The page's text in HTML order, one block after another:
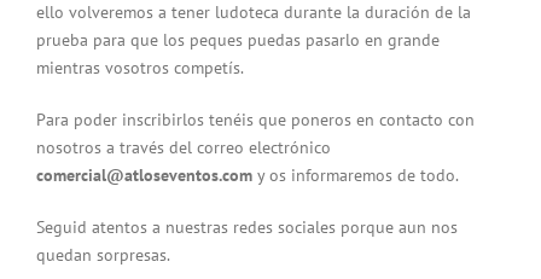
ello volveremos a tener ludoteca durante la duración de la
prueba para que los peques puedas pasarlo en grande
mientras vosotros competís.
Para poder inscribirlos tenéis que poneros en contacto con
nosotros a través del correo electrónico
comercial@atloseventos.com y os informaremos de todo.
Seguid atentos a nuestras redes sociales porque aun nos
quedan sorpresas.